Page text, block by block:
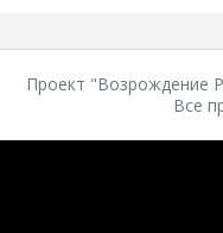
Проект "Возрождение
Все